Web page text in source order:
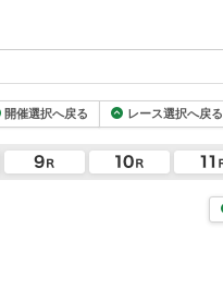
開催選択へ戻る レース選択へ戻る